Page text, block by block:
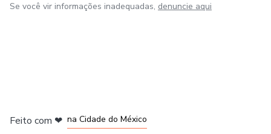
Se você vir informações inadequadas, denuncie aqui
Feito com ❤ na Cidade do México